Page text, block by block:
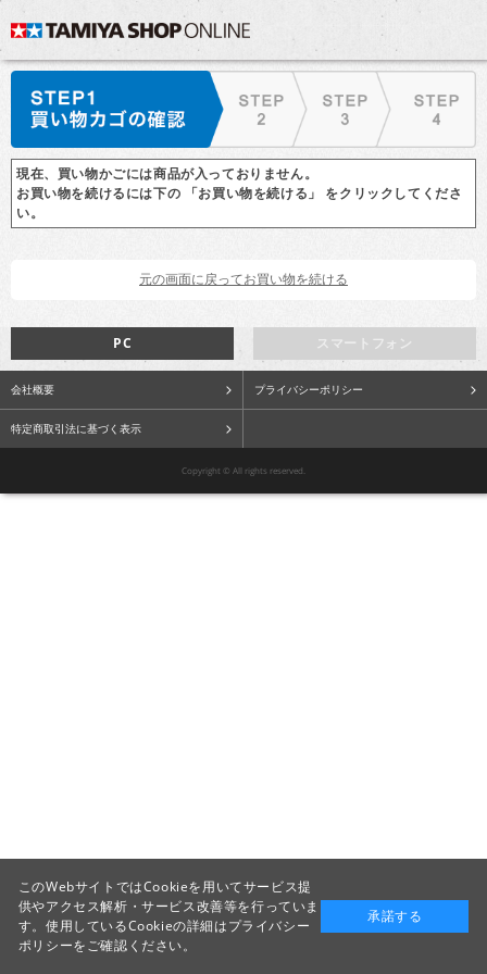
現在、買い物かごには商品が入っておりません。
お買い物を続けるには下の 「お買い物を続ける」 をクリックしてくださ
い。
スマートフォン
PC
会社概要 プライバシーポリシー
特定商取引法に基づく表示
Copyright © All rights reserved.
このWebサイトではCookieを用いてサービス提
供やアクセス解析・サービス改善等を行っていま
す。使用しているCookieの詳細はプライバシー
ポリシーをご確認ください。
承諾する